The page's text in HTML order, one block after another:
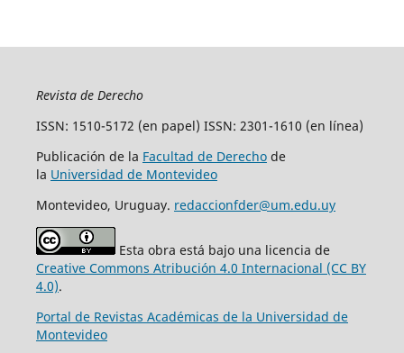
Revista de Derecho
ISSN: 1510-5172 (en papel) ISSN: 2301-1610 (en línea)
Publicación de la Facultad de Derechode
la Universidad de Montevideo
Montevideo, Uruguay. redaccionfder@um.edu.uy
Esta obra está bajo una licencia de
Creative Commons Atribución 4.0 Internacional (CC BY
4.0).
Portal de Revistas Académicas de la Universidad de
Montevideo